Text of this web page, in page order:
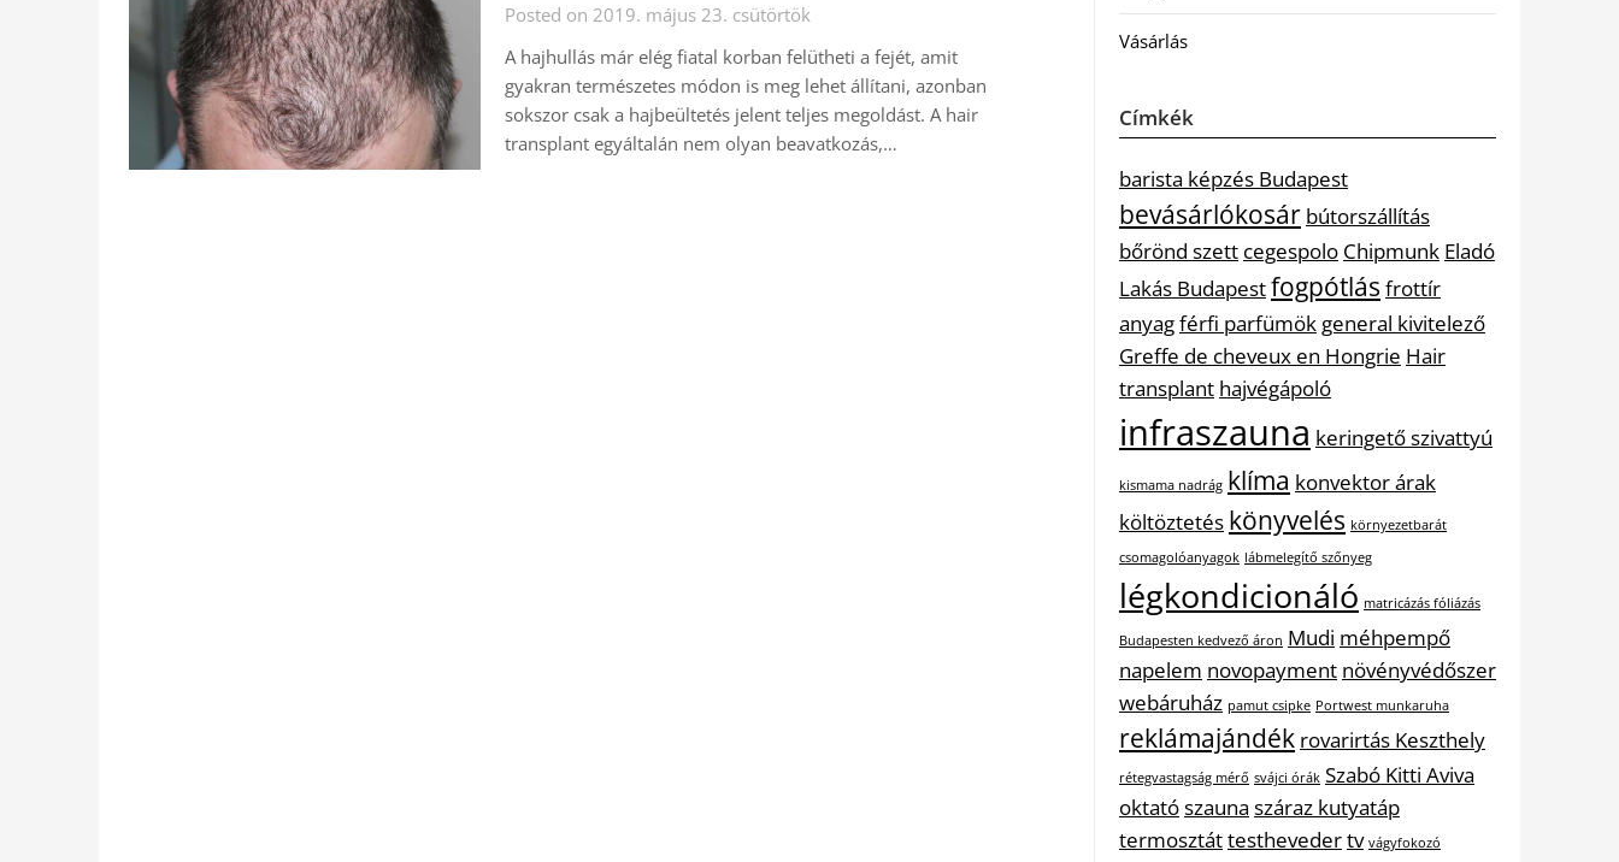
Posted on 2019. május 23. csütörtök
A hajhullás már elég fiatal korban felütheti a fejét, amit
gyakran természetes módon is meg lehet állítani, azonban
sokszor csak a hajbeültetés jelent teljes megoldást. A hair
transplant egyáltalán nem olyan beavatkozás,…
Vásárlás
Címkék
barista képzés Budapest
bevásárlókosár bútorszállítás
bőrönd szett cegespolo Chipmunk Eladó
Lakás Budapestfogpótlás frottír
anyagférfi parfümök general kivitelező
Greffe de cheveux en Hongrie Hair
transplant hajvégápoló
infraszauna keringető szivattyú
kismama nadrág klíma konvektor árak
költöztetés könyvelés környezetbarát
csomagolóanyagok lábmelegítő szőnyeg
légkondicionáló matricázás fóliázás
Budapesten kedvező áron Mudi méhpempő
napelem novopayment növényvédőszer
webáruház pamut csipke Portwest munkaruha
reklámajándék rovarirtás Keszthely
rétegvastagság mérő svájci órák Szabó Kitti Aviva
oktatószauna száraz kutyatáp
termosztáttesthevedertv vágyfokozó